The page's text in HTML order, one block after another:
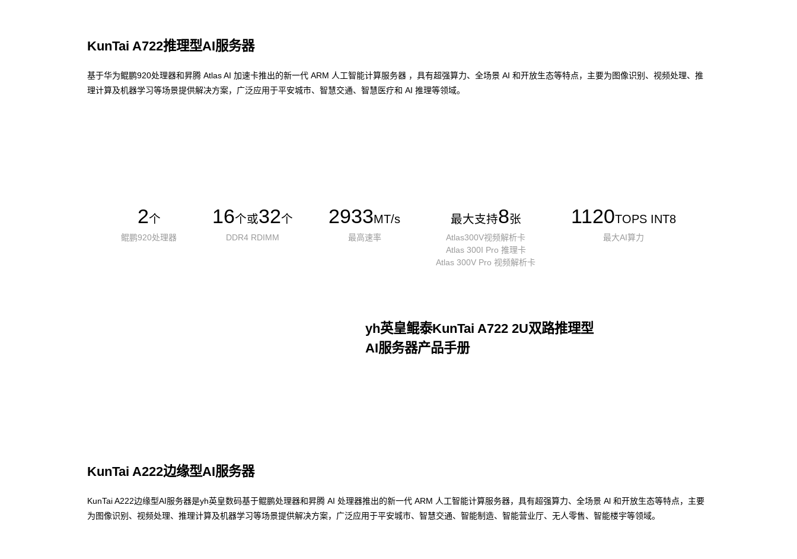
KunTai A722推理型AI服务器
基于华为鲲鹏920处理器和昇腾 Atlas AI 加速卡推出的新一代 ARM 人工智能计算服务器 ，具有超强算力、全场景 AI 和开放生态等特点，主要为图像识别、视频处理、推
理计算及机器学习等场景提供解决方案，广泛应用于平安城市、智慧交通、智慧医疗和 AI 推理等领域。
2个
鲲鹏920处理器
16个或32个
DDR4 RDIMM
2933MT/s
最高速率
最大支持8张
Atlas300V视频解析卡
Atlas 300I Pro 推理卡
Atlas 300V Pro 视频解析卡
1120TOPS INT8
最大AI算力
yh英皇鲲泰KunTai A722 2U双路推理型
AI服务器产品手册
KunTai A222边缘型AI服务器
KunTai A222边缘型AI服务器是yh英皇数码基于鲲鹏处理器和昇腾 AI 处理器推出的新一代 ARM 人工智能计算服务器，具有超强算力、全场景 Al 和开放生态等特点，主要
为图像识别、视频处理、推理计算及机器学习等场景提供解决方案，广泛应用于平安城市、智慧交通、智能制造、智能营业厅、无人零售、智能楼宇等领域。